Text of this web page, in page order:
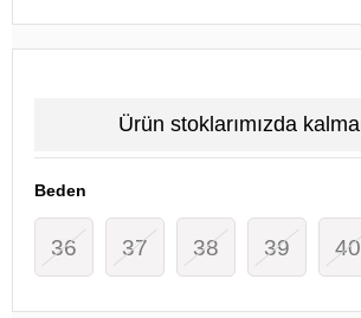
Ürün stoklarımızda
Beden
36 37 38 39 40